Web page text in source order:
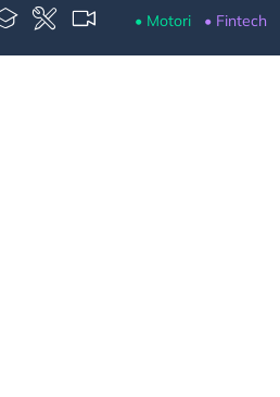
• Motori • Fintech